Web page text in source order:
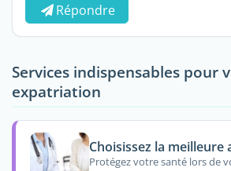
Répondre
Services indispensables pour
expatriation
Choisissez la meilleure
Protégez votre santé lors de